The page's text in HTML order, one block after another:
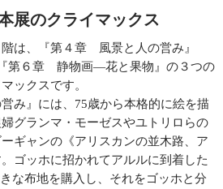
展のクライマックス
は、『第４章 風景と人の営み』
第６章 静物画―花と果物』の３つの
ックスです。
み』には、 75歳から本格的に絵を描
グランマ・モーゼスやユトリロらの
ギャンの《アリスカンの並木路、ア
ゴッホに招かれてアルルに到着した
な布地を購入し、それをゴッホと分